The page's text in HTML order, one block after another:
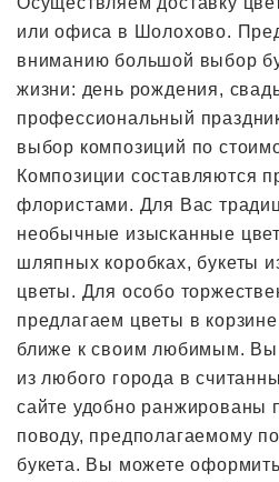
или офиса в Шолохово.
вниманию большой выбор
жизни: день рождения,
профессиональный
выбор композиций по
Композиции составляются
флористами. Для Вас
необычные изысканные
шляпных коробках, букеты
цветы. Для особо
предлагаем цветы в
ближе к своим любимым. Вы
из любого города в
сайте удобно ранжированы
поводу, предполагаемому
букета. Вы можете